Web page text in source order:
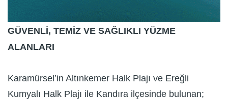
GÜVENLİ, TEMİZ VE SAĞLIKLI YÜZME
ALANLARI
Karamürsel’in Altınkemer Halk Plajı ve Ereğli
Kumyalı Halk Plajı ile Kandıra ilçesinde bulunan;